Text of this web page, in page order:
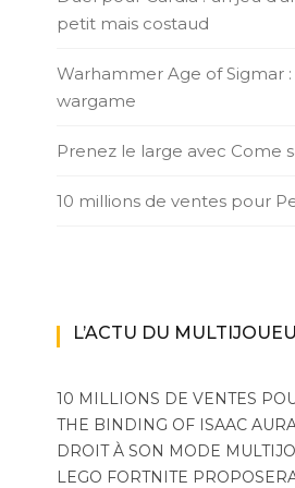
petit mais costaud
Warhammer Age of Sigmar
wargame
Prenez le large avec Come
10 millions de ventes pour
L’ACTU DU
10 MILLIONS DE VENTES
THE BINDING OF ISAAC
DROIT À SON MODE
LEGO FORTNITE